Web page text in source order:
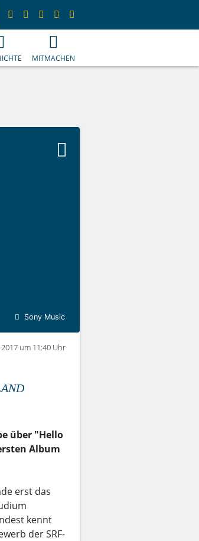
Sony Music
um 11:40 Uhr
über "Hello
Album
erst das
kennt
der SRF-
MITMACHEN